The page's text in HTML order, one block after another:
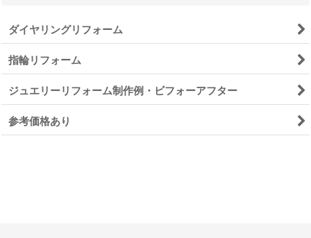
ダイヤリングリフォーム
指輪リフォーム
ジュエリーリフォーム制作例・ビフォーアフター
参考価格あり